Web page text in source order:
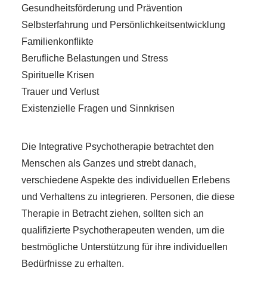
Gesundheitsförderung und Prävention
Selbsterfahrung und Persönlichkeitsentwicklung
Familienkonflikte
Berufliche Belastungen und Stress
Spirituelle Krisen
Trauer und Verlust
Existenzielle Fragen und Sinnkrisen
Die Integrative Psychotherapie betrachtet den
Menschen als Ganzes und strebt danach,
verschiedene Aspekte des individuellen Erlebens
und Verhaltens zu integrieren. Personen, die diese
Therapie in Betracht ziehen, sollten sich an
qualifizierte Psychotherapeuten wenden, um die
bestmögliche Unterstützung für ihre individuellen
Bedürfnisse zu erhalten.